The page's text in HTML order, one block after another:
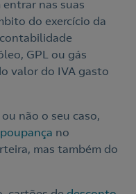
nas suas
do exercício da
GPL ou gás
valor do IVA gasto
não o seu caso,
poupança no
mas também do